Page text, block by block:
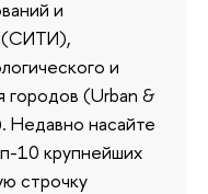
и
(СИТИ),
и
городов (Urban &
Недавно насайте
10 крупнейших
строчку